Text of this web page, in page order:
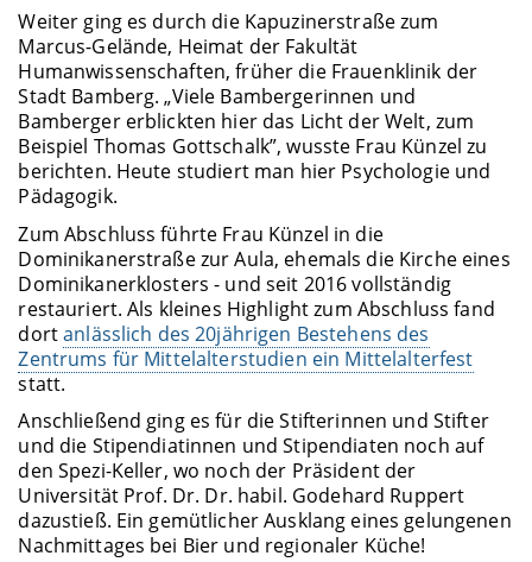
Weiter ging es durch die Kapuzinerstraße zum
Marcus-Gelände, Heimat der Fakultät
Humanwissenschaften, früher die Frauenklinik der
Stadt Bamberg. „Viele Bambergerinnen und
Bamberger erblickten hier das Licht der Welt, zum
Beispiel Thomas Gottschalk”, wusste Frau Künzel zu
berichten. Heute studiert man hier Psychologie und
Pädagogik.
Zum Abschluss führte Frau Künzel in die
Dominikanerstraße zur Aula, ehemals die Kirche eines
Dominikanerklosters - und seit 2016 vollständig
restauriert. Als kleines Highlight zum Abschluss fand
dortanlässlich des 20jährigen Bestehens des
Zentrums für Mittelalterstudien ein Mittelalterfest
statt.
Anschließend ging es für die Stifterinnen und Stifter
und die Stipendiatinnen und Stipendiaten noch auf
den Spezi-Keller, wo noch der Präsident der
Universität Prof. Dr. Dr. habil. Godehard Ruppert
dazustieß. Ein gemütlicher Ausklang eines gelungenen
Nachmittages bei Bier und regionaler Küche!